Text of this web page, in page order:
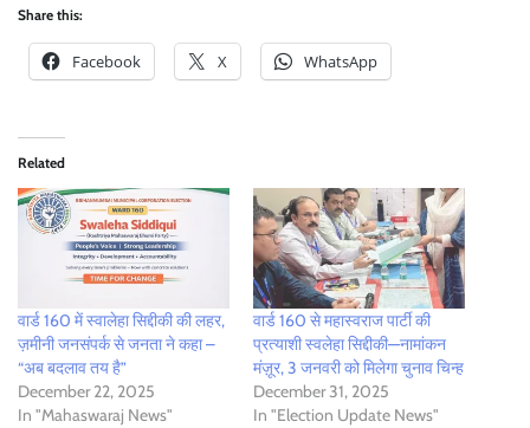
Share this:
Facebook X WhatsApp
Related
वार्ड 160 में स्वालेहा सिद्दीकी की लहर,
ज़मीनी जनसंपर्क से जनता ने कहा –
“अब बदलाव तय है”
December 22, 2025
In "Mahaswaraj News"
वार्ड 160 से महास्वराज पार्टी की
प्रत्याशी स्वलेहा सिद्दीकी—नामांकन
मंज़ूर, 3 जनवरी को मिलेगा चुनाव चिन्ह
December 31, 2025
In "Election Update News"